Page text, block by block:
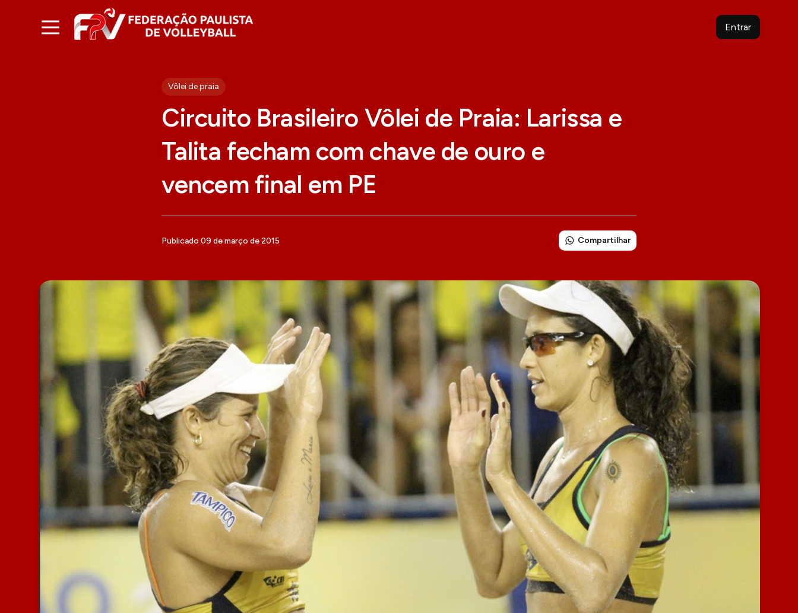
Entrar
Vôlei de praia
Circuito Brasileiro Vôlei de Praia: Larissa e
Talita fecham com chave de ouro e
vencem final em PE
Publicado 09 de março de 2015 Compartilhar